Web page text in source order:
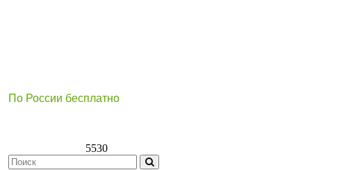
По России бесплатно
5530